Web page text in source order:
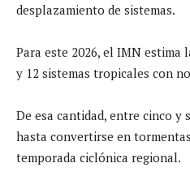
desplazamiento de sistemas.
Para este 2026, el IMN estima
y 12 sistemas tropicales con
De esa cantidad, entre cinco
hasta convertirse en
temporada ciclónica regional.